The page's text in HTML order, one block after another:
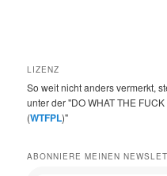
LIZENZ
So weit nicht anders vermerkt,
unter der "DO WHAT THE
(WTFPL)"
ABONNIERE MEINEN